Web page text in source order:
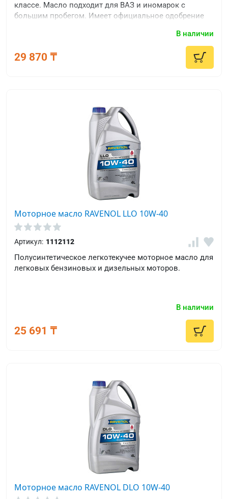
классе. Масло подходит для ВАЗ и иномарок с
большим пробегом. Имеет официальное одобрение
соответствует требованиям VW 500 00 / 502 00.В наличии
29 870 ₸
Моторное масло RAVENOL LLO 10W-40
Артикул: 1112112
Полусинтетическое легкотекучее моторное масло для
легковых бензиновых и дизельных моторов.
В наличии
25 691 ₸
Моторное масло RAVENOL DLO 10W-40